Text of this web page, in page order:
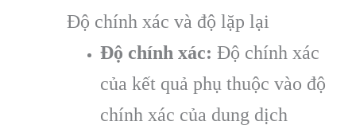
Độ chính xác và độ lặp lại
Độ chính xác: Độ chính xác
của kết quả phụ thuộc vào độ
chính xác của dung dịch